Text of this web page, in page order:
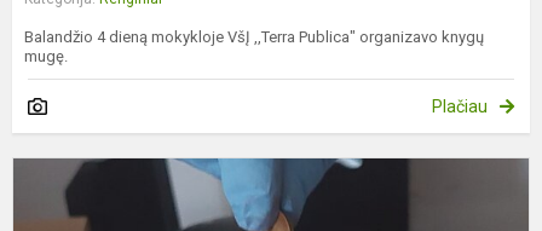
Balandžio 4 dieną mokykloje VšĮ ,,Terra Publica" organizavo knygų
mugę.
Plačiau